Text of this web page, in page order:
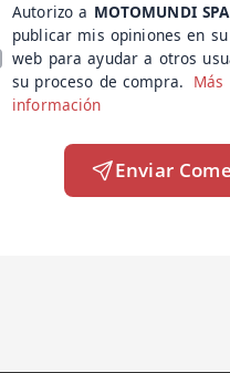
Autorizo a MOTOMUNDI SPA
publicar mis opiniones en
web para ayudar a otros
su proceso de compra. Más
información
Enviar